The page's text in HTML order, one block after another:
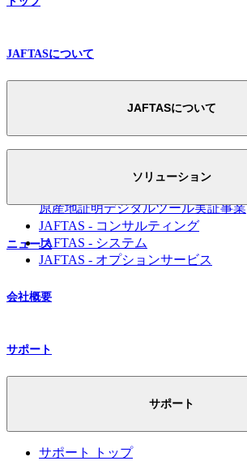
JAFTASについて
JAFTASについて
スマートEPAへの取り組み
原産地証明デジタルツール実証事業
ソリューション
JAFTAS - コンサルティング
JAFTAS - システム
JAFTAS - オプションサービス
ニュース
会社概要
サポート
サポート
サポート トップ